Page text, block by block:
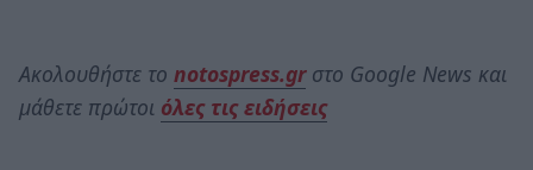
Ακολουθήστε το notospress.grστο Google News και
μάθετε πρώτοι όλες τις ειδήσεις